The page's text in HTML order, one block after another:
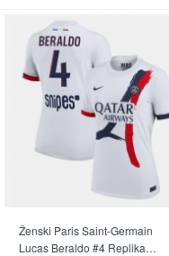
Ženski Paris Saint-Germain
Lucas Beraldo #4 Replika